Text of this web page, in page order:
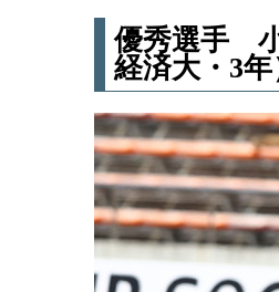
優秀選手
経済大・3年